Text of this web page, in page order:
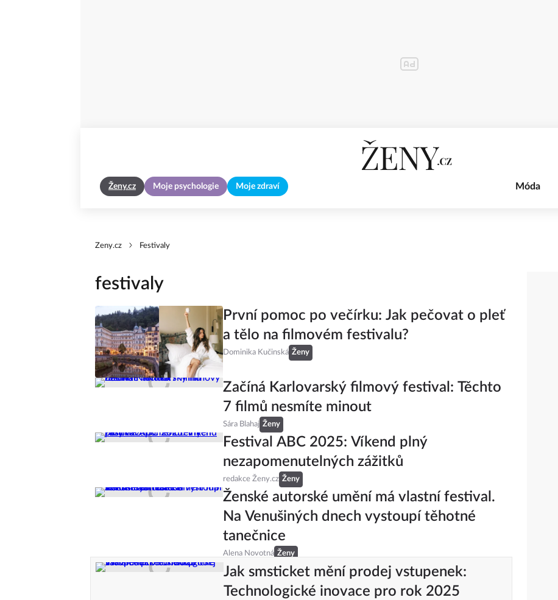
Ženy.cz Moje psychologie Moje zdraví Móda
Zeny.cz Festivaly
festivaly
První pomoc po večírku: Jak pečovat o pleť
a tělo na filmovém festivalu?
Dominika Kučinská Ženy
Začíná Karlovarský filmový festival: Těchto
7 filmů nesmíte minout
Sára Blahaj Ženy
Festival ABC 2025: Víkend plný
nezapomenutelných zážitků
redakce Ženy.cz Ženy
Ženské autorské umění má vlastní festival.
Na Venušiných dnech vystoupí těhotné
tanečnice
Alena Novotná Ženy
Jak smsticket mění prodej vstupenek:
Technologické inovace pro rok 2025